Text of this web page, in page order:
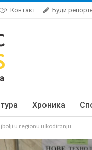
Контакт Буди
Хроника
u regionu u kodiranju